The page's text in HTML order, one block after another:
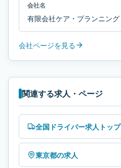
会社名
有限会社ケア・プランニング
会社ページを見る
関連する求人・ページ
全国ドライバー求人トップ
東京都の求人